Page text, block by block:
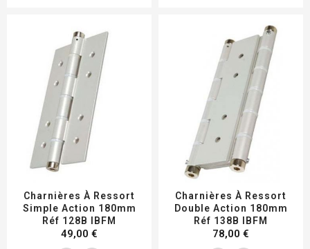
Charnières À Ressort
Simple Action 180mm
Réf 128B IBFM
49,00 €
Charnières À Ressort
Double Action 180mm
Réf 138B IBFM
78,00 €